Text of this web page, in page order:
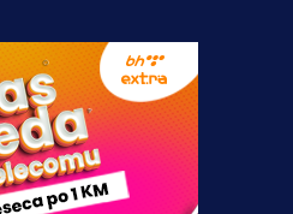
od predsjednika
uskoro pravi